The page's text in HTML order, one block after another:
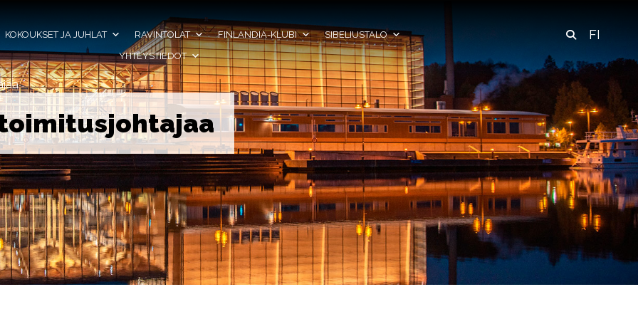
KOKOUKSET JA JUHLAT RAVINTOLAT FINLANDIA-KLUBI
SIBELIUSTALO
YHTEYSTIEDOT
FI